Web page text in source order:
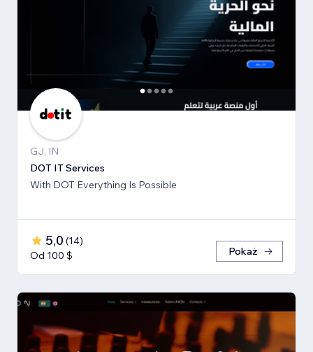
GJ, IN
DOT IT Services
With DOT Everything Is Possible
5,0 (14)
Od 100 $
Pokaż